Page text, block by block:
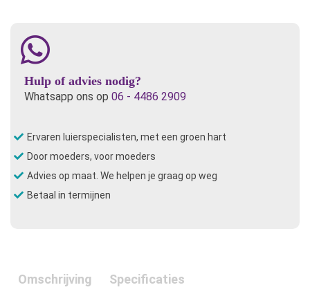
Hulp of advies nodig?
Whatsapp ons op 06 - 4486 2909
Ervaren luierspecialisten, met een groen hart
Door moeders, voor moeders
Advies op maat. We helpen je graag op weg
Betaal in termijnen
Omschrijving Specificaties